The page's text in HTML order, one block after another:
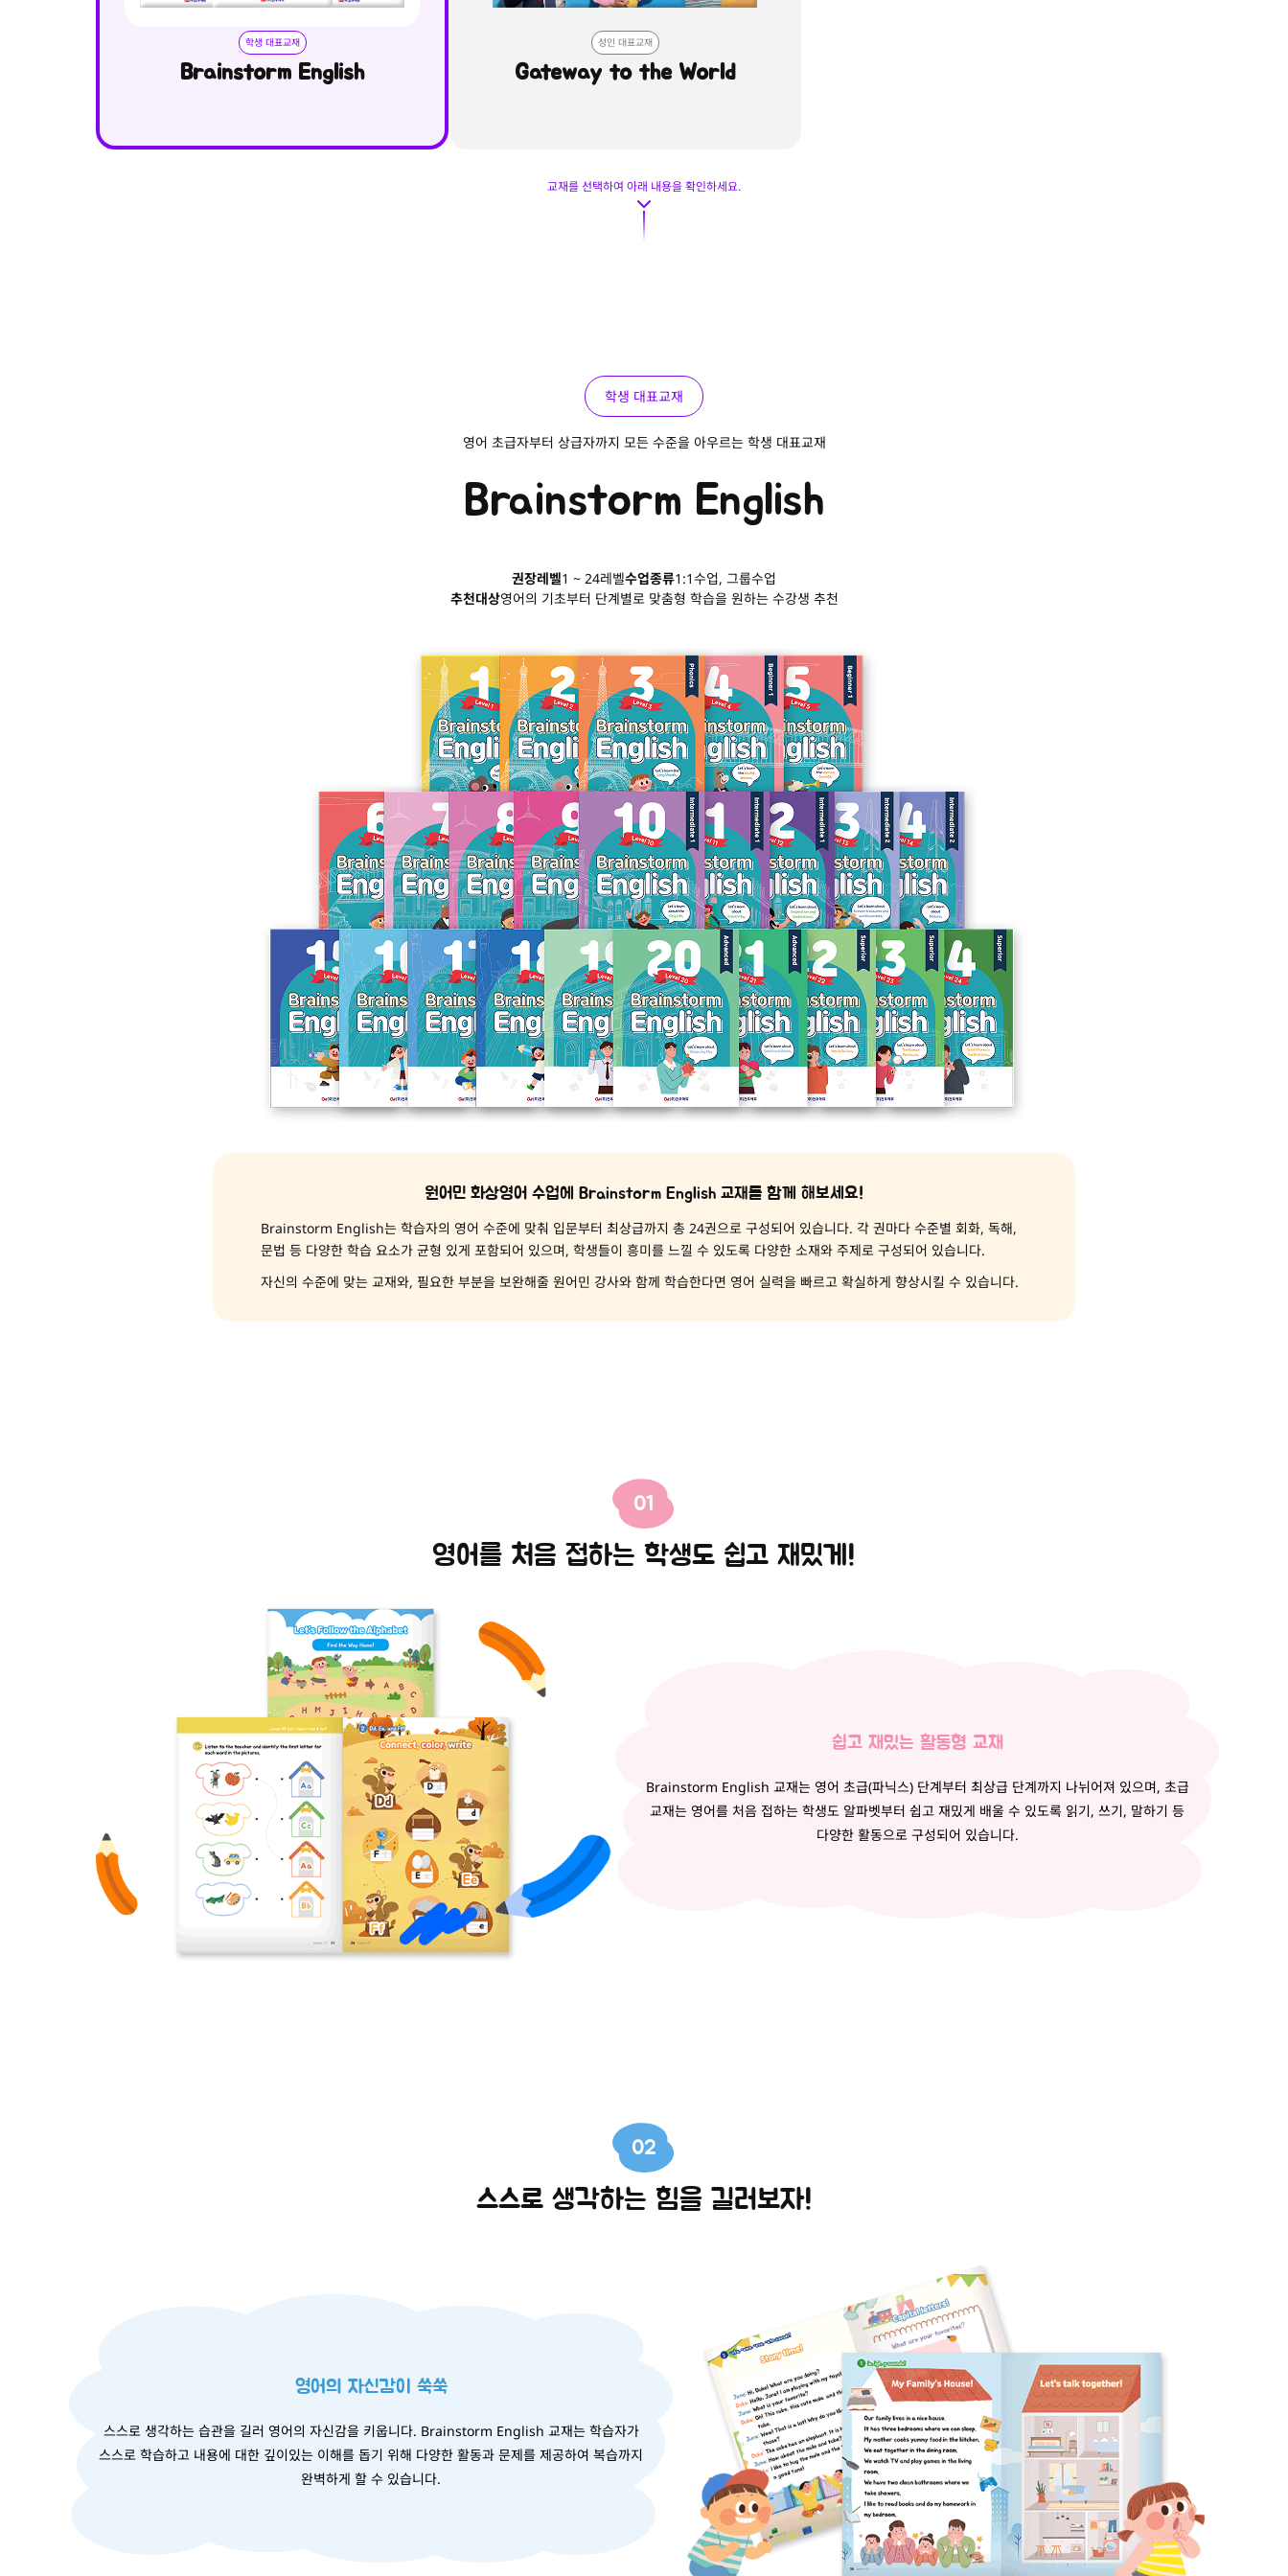
학생 대표교재
Brainstorm English
성인 대표교재
Gateway to the World
교재를 선택하여 아래 내용을 확인하세요.
학생 대표교재
영어 초급자부터 상급자까지 모든 수준을 아우르는 학생 대표교재
Brainstorm English
권장레벨1 ~ 24레벨수업종류1:1수업, 그룹수업
추천대상영어의 기초부터 단계별로 맞춤형 학습을 원하는 수강생 추천
원어민 화상영어 수업에 Brainstorm English 교재를 함께 해보세요!
Brainstorm English는 학습자의 영어 수준에 맞춰 입문부터 최상급까지 총 24권으로 구성되어 있습니다. 각 권마다 수준별 회화, 독해,
문법 등 다양한 학습 요소가 균형 있게 포함되어 있으며, 학생들이 흥미를 느낄 수 있도록 다양한 소재와 주제로 구성되어 있습니다.
자신의 수준에 맞는 교재와, 필요한 부분을 보완해줄 원어민 강사와 함께 학습한다면 영어 실력을 빠르고 확실하게 향상시킬 수 있습니다.
01
영어를 처음 접하는 학생도 쉽고 재밌게!
쉽고 재밌는 활동형 교재
Brainstorm English 교재는 영어 초급(파닉스) 단계부터 최상급 단계까지 나뉘어져 있으며, 초급
교재는 영어를 처음 접하는 학생도 알파벳부터 쉽고 재밌게 배울 수 있도록 읽기, 쓰기, 말하기 등
다양한 활동으로 구성되어 있습니다.
02
스스로 생각하는 힘을 길러보자!
영어의 자신감이 쑥쑥
스스로 생각하는 습관을 길러 영어의 자신감을 키웁니다. Brainstorm English 교재는 학습자가
스스로 학습하고 내용에 대한 깊이있는 이해를 돕기 위해 다양한 활동과 문제를 제공하여 복습까지
완벽하게 할 수 있습니다.